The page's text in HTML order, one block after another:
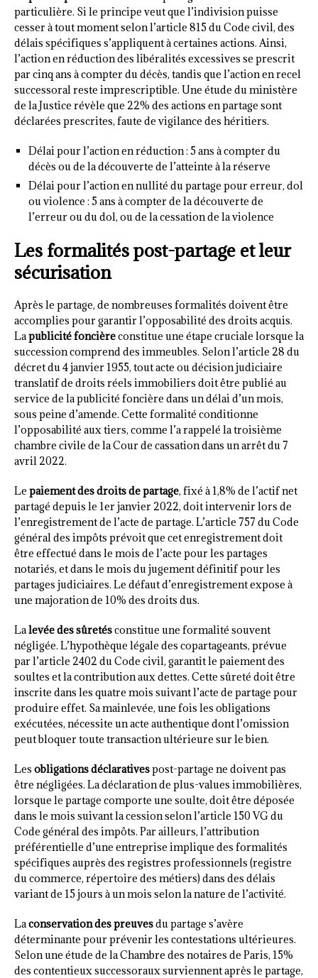
particulière. Si le principe veut que l’indivision puisse
cesser à tout moment selon l’article 815 du Code civil, des
délais spécifiques s’appliquent à certaines actions. Ainsi,
l’action en réduction des libéralités excessives se prescrit
par cinq ans à compter du décès, tandis que l’action en recel
successoral reste imprescriptible. Une étude du ministère
de la Justice révèle que 22% des actions en partage sont
déclarées prescrites, faute de vigilance des héritiers.
Délai pour l’action en réduction : 5 ans à compter du
décès ou de la découverte de l’atteinte à la réserve
Délai pour l’action en nullité du partage pour erreur, dol
ou violence : 5 ans à compter de la découverte de
l’erreur ou du dol, ou de la cessation de la violence
Les formalités post-partage et leur
sécurisation
Après le partage, de nombreuses formalités doivent être
accomplies pour garantir l’opposabilité des droits acquis.
Lapublicité foncièreconstitue une étape cruciale lorsque la
succession comprend des immeubles. Selon l’article 28 du
décret du 4 janvier 1955, tout acte ou décision judiciaire
translatif de droits réels immobiliers doit être publié au
service de la publicité foncière dans un délai d’un mois,
sous peine d’amende. Cette formalité conditionne
l’opposabilité aux tiers, comme l’a rappelé la troisième
chambre civile de la Cour de cassation dans un arrêt du 7
avril 2022.
Le paiement des droits de partage, fixé à 1,8% de l’actif net
partagé depuis le 1er janvier 2022, doit intervenir lors de
l’enregistrement de l’acte de partage. L’article 757 du Code
général des impôts prévoit que cet enregistrement doit
être effectué dans le mois de l’acte pour les partages
notariés, et dans le mois du jugement définitif pour les
partages judiciaires. Le défaut d’enregistrement expose à
une majoration de 10% des droits dus.
Lalevée des sûretésconstitue une formalité souvent
négligée. L’hypothèque légale des copartageants, prévue
par l’article 2402 du Code civil, garantit le paiement des
soultes et la contribution aux dettes. Cette sûreté doit être
inscrite dans les quatre mois suivant l’acte de partage pour
produire effet. Sa mainlevée, une fois les obligations
exécutées, nécessite un acte authentique dont l’omission
peut bloquer toute transaction ultérieure sur le bien.
Les obligations déclarativespost-partage ne doivent pas
être négligées. La déclaration de plus-values immobilières,
lorsque le partage comporte une soulte, doit être déposée
dans le mois suivant la cession selon l’article 150 VG du
Code général des impôts. Par ailleurs, l’attribution
préférentielle d’une entreprise implique des formalités
spécifiques auprès des registres professionnels (registre
du commerce, répertoire des métiers) dans des délais
variant de 15 jours à un mois selon la nature de l’activité.
Laconservation des preuvesdu partage s’avère
déterminante pour prévenir les contestations ultérieures.
Selon une étude de la Chambre des notaires de Paris, 15%
des contentieux successoraux surviennent après le partage,